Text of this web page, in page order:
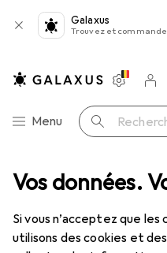
Vos données.
Si vous n’acceptez que
utilisons des cookies et
Galaxus
Trouvez et
Navigation par catégorie
Menu Recherche
Paramètres
Compte
Listes de
Listes
Panier
+ visser Scie-cloche